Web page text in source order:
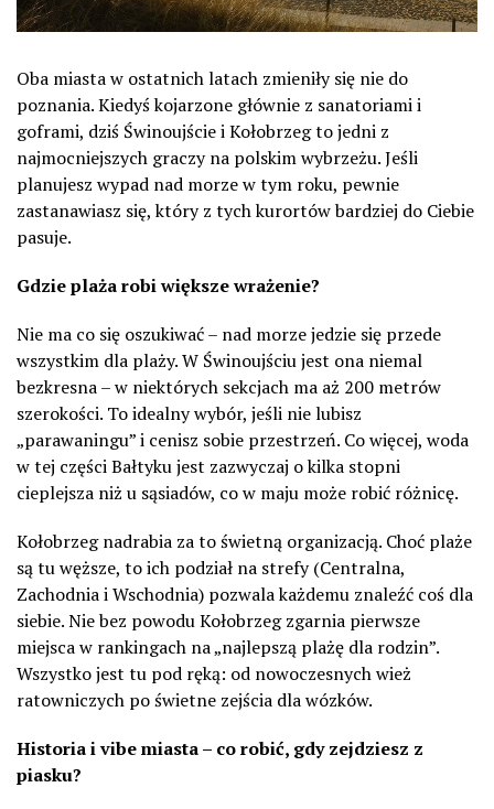
Oba miasta w ostatnich latach zmieniły się nie do
poznania. Kiedyś kojarzone głównie z sanatoriami i
goframi, dziś Świnoujście i Kołobrzeg to jedni z
najmocniejszych graczy na polskim wybrzeżu. Jeśli
planujesz wypad nad morze w tym roku, pewnie
zastanawiasz się, który z tych kurortów bardziej do Ciebie
pasuje.
Gdzie plaża robi większe wrażenie?
Nie ma co się oszukiwać – nad morze jedzie się przede
wszystkim dla plaży. W Świnoujściu jest ona niemal
bezkresna – w niektórych sekcjach ma aż 200 metrów
szerokości. To idealny wybór, jeśli nie lubisz
„parawaningu” i cenisz sobie przestrzeń. Co więcej, woda
w tej części Bałtyku jest zazwyczaj o kilka stopni
cieplejsza niż u sąsiadów, co w maju może robić różnicę.
Kołobrzeg nadrabia za to świetną organizacją. Choć plaże
są tu węższe, to ich podział na strefy (Centralna,
Zachodnia i Wschodnia) pozwala każdemu znaleźć coś dla
siebie. Nie bez powodu Kołobrzeg zgarnia pierwsze
miejsca w rankingach na „najlepszą plażę dla rodzin”.
Wszystko jest tu pod ręką: od nowoczesnych wież
ratowniczych po świetne zejścia dla wózków.
Historia i vibe miasta – co robić, gdy zejdziesz z
piasku?